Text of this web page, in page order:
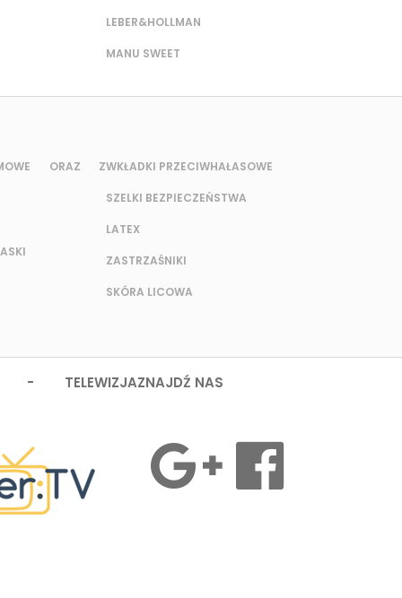
LEBER&HOLLMAN
MANU SWEET
ORAZ ZWKŁADKI PRZECIWHAŁASOWE
SZELKI BEZPIECZEŃSTWA
LATEX
ZASTRZAŚNIKI
SKÓRA LICOWA
- TELEWIZJAZNAJDŹ NAS